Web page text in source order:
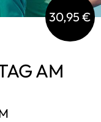
AM
30,95 €